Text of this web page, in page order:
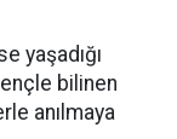
yaşadığı
bilinen
anılmaya